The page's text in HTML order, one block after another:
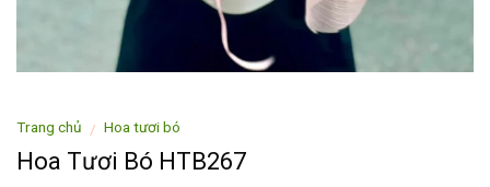
Trang chủ / Hoa tươi bó
Hoa Tươi Bó HTB267